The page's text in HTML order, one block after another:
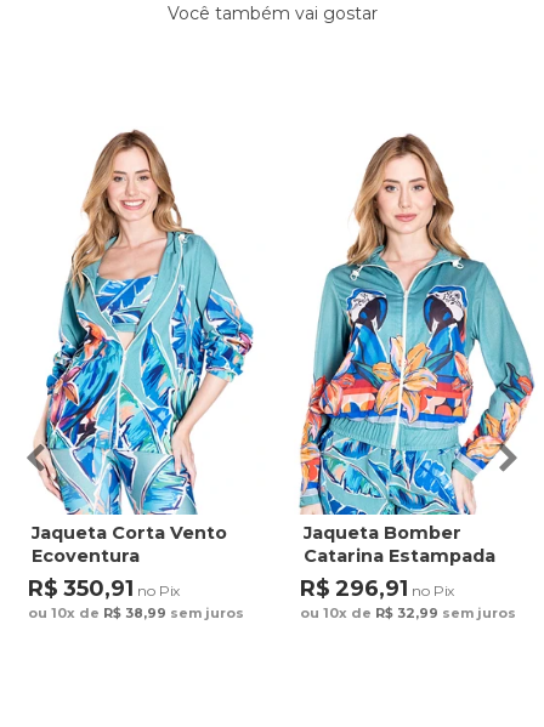
Você também vai gostar
Jaqueta Corta Vento
Ecoventura
Estampada Canindé
Bananas e Lírio
R$ 350,91 no Pix
ou 10x de R$ 38,99 sem juros
Jaqueta Bomber
Catarina Estampada
Canindé Bananas e
Lírio
R$ 296,91 no Pix
ou 10x de R$ 32,99 sem juros